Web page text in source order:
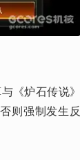
《炉石传说》
则强制发生反